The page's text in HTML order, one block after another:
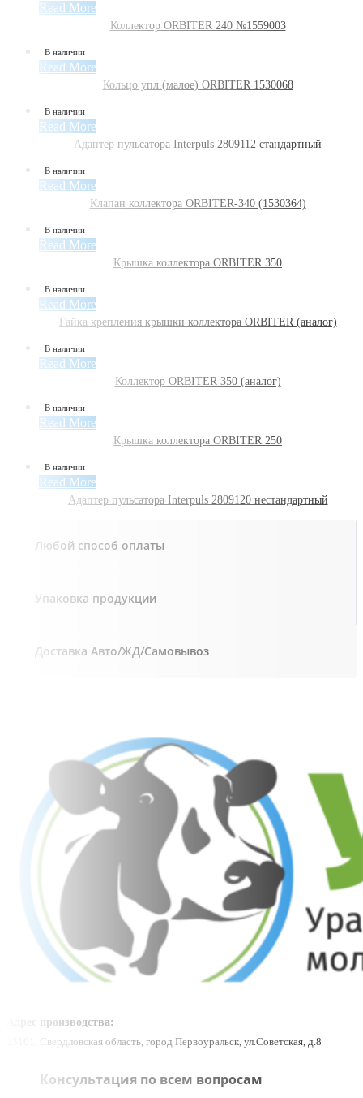
Read More
Коллектор ORBITER 240 №1559003
В наличии
Read More
Кольцо упл.(малое) ORBITER 1530068
В наличии
Read More
Адаптер пульсатора Interpuls 2809112 стандартный
В наличии
Read More
Клапан коллектора ORBITER-340 (1530364)
В наличии
Read More
Крышка коллектора ORBITER 350
В наличии
Read More
Гайка крепления крышки коллектора ORBITER (аналог)
В наличии
Read More
Коллектор ORBITER 350 (аналог)
В наличии
Read More
Крышка коллектора ORBITER 250
В наличии
Read More
Адаптер пульсатора Interpuls 2809120 нестандартный
Любой способ оплаты
Упаковка продукции
Доставка Авто/ЖД/Самовывоз
Адрес производства:
23101, Свердловская область, город Первоуральск, ул.Советская, д.8
Консультация по всем вопросам